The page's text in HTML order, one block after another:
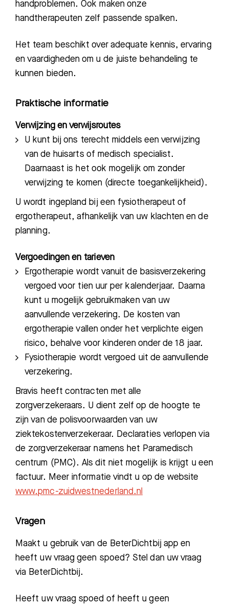
Meest gezocht:
Afspraak maken
handproblemen. Ook maken onze
handtherapeuten zelf passende spalken.
Het team beschikt over adequate kennis, ervaring
en vaardigheden om u de juiste behandeling te
kunnen bieden.
Praktische informatie
Verwijzing en verwijsroutes
U kunt bij ons terecht middels een verwijzing
van de huisarts of medisch specialist.
Daarnaast is het ook mogelijk om zonder
verwijzing te komen (directe toegankelijkheid).
U wordt ingepland bij een fysiotherapeut of
ergotherapeut, afhankelijk van uw klachten en de
planning.
Vergoedingen en tarieven
Ergotherapie wordt vanuit de basisverzekering
vergoed voor tien uur per kalenderjaar. Daarna
kunt u mogelijk gebruikmaken van uw
aanvullende verzekering. De kosten van
ergotherapie vallen onder het verplichte eigen
risico, behalve voor kinderen onder de 18 jaar.
Fysiotherapie wordt vergoed uit de aanvullende
verzekering.
Bravis heeft contracten met alle
zorgverzekeraars. U dient zelf op de hoogte te
zijn van de polisvoorwaarden van uw
ziektekostenverzekeraar. Declaraties verlopen via
de zorgverzekeraar namens het Paramedisch
centrum (PMC). Als dit niet mogelijk is krijgt u een
factuur. Meer informatie vindt u op de website
www.pmc-zuidwestnederland.nl
Vragen
Maakt u gebruik van de BeterDichtbij app en
heeft uw vraag geen spoed? Stel dan uw vraag
via BeterDichtbij.
Heeft uw vraag spoed of heeft u geen